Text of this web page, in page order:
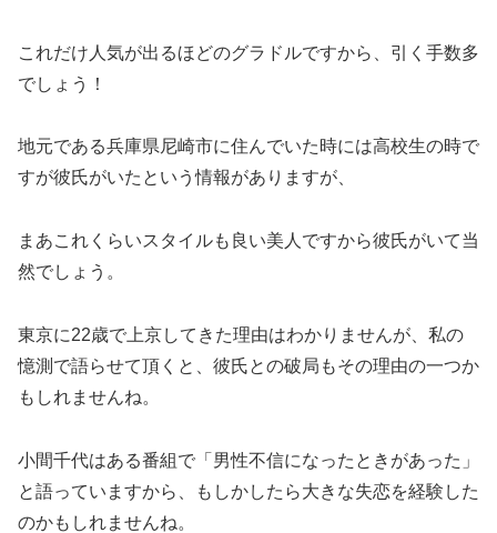
これだけ人気が出るほどのグラドルですから、引く手数多
でしょう！
地元である兵庫県尼崎市に住んでいた時には高校生の時で
すが彼氏がいたという情報がありますが、
まあこれくらいスタイルも良い美人ですから彼氏がいて当
然でしょう。
東京に22歳で上京してきた理由はわかりませんが、私の
憶測で語らせて頂くと、彼氏との破局もその理由の一つか
もしれませんね。
小間千代はある番組で「男性不信になったときがあった」
と語っていますから、もしかしたら大きな失恋を経験した
のかもしれませんね。